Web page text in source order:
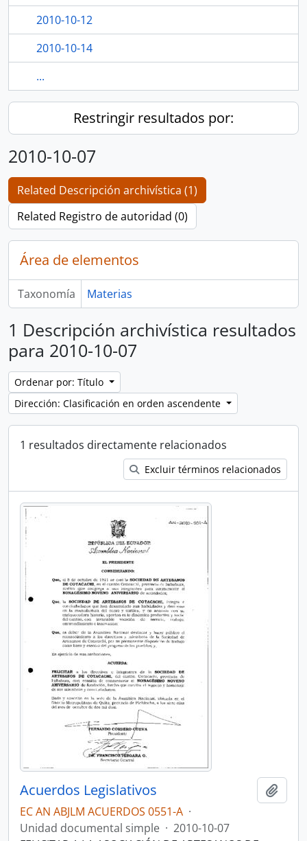
2010-10-12
2010-10-14
...
Restringir resultados por:
2010-10-07
Related Descripción archivística (1)
Related Registro de autoridad (0)
Área de elementos
Taxonomía Materias
1 Descripción archivística resultados
para 2010-10-07
Ordenar por: Título
Dirección: Clasificación en orden ascendente
1 resultados directamente relacionados
Excluir términos relacionados
Acuerdos Legislativos
EC AN ABJLM ACUERDOS 0551-A ·
Unidad documental simple · 2010-10-07